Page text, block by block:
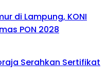
di Lampung, KONI
PON 2028
Serahkan Sertifikat